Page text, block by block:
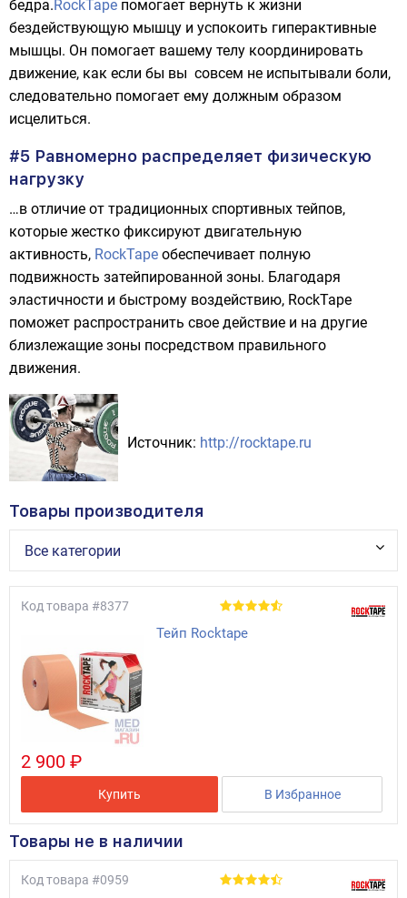
бедра.RockTape помогает вернуть к жизни
бездействующую мышцу и успокоить гиперактивные
мышцы. Он помогает вашему телу координировать
движение, как если бы вы совсем не испытывали боли,
следовательно помогает ему должным образом
исцелиться.
#5 Равномерно распределяет физическую
нагрузку
…в отличие от традиционных спортивных тейпов,
которые жестко фиксируют двигательную
активность, RockTape обеспечивает полную
подвижность затейпированной зоны. Благодаря
эластичности и быстрому воздействию, RockTape
поможет распространить свое действие и на другие
близлежащие зоны посредством правильного
движения.
Источник: http://rocktape.ru
Товары производителя
Все категории
Код товара #8377
Тейп Rocktape
2 900 ₽
Купить В Избранное
Товары не в наличии
Код товара #0959